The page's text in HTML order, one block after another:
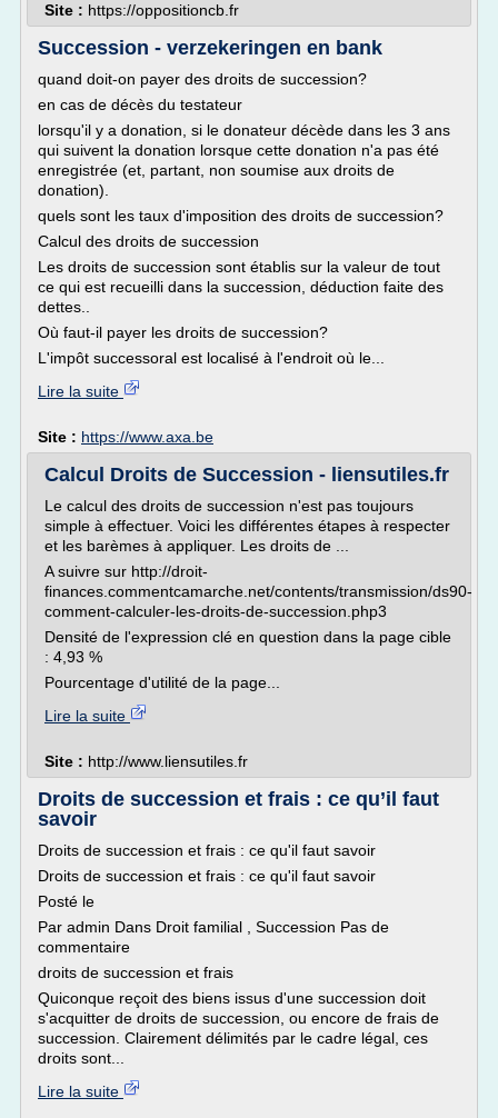
Site : https://oppositioncb.fr
Succession - verzekeringen en bank
quand doit-on payer des droits de succession?
en cas de décès du testateur
lorsqu'il y a donation, si le donateur décède dans les 3 ans
qui suivent la donation lorsque cette donation n'a pas été
enregistrée (et, partant, non soumise aux droits de
donation).
quels sont les taux d'imposition des droits de succession?
Calcul des droits de succession
Les droits de succession sont établis sur la valeur de tout
ce qui est recueilli dans la succession, déduction faite des
dettes..
Où faut-il payer les droits de succession?
L'impôt successoral est localisé à l'endroit où le...
Lire la suite
Site : https://www.axa.be
Calcul Droits de Succession - liensutiles.fr
Le calcul des droits de succession n'est pas toujours
simple à effectuer. Voici les différentes étapes à respecter
et les barèmes à appliquer. Les droits de ...
A suivre sur http://droit-
finances.commentcamarche.net/contents/transmission/ds90-
comment-calculer-les-droits-de-succession.php3
Densité de l'expression clé en question dans la page cible
: 4,93 %
Pourcentage d'utilité de la page...
Lire la suite
Site : http://www.liensutiles.fr
Droits de succession et frais : ce qu’il faut
savoir
Droits de succession et frais : ce qu'il faut savoir
Droits de succession et frais : ce qu'il faut savoir
Posté le
Par admin Dans Droit familial , Succession Pas de
commentaire
droits de succession et frais
Quiconque reçoit des biens issus d'une succession doit
s'acquitter de droits de succession, ou encore de frais de
succession. Clairement délimités par le cadre légal, ces
droits sont...
Lire la suite